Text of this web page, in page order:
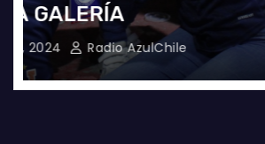
LA PINTANA!
Abr 2, 2024 Radio AzulChile